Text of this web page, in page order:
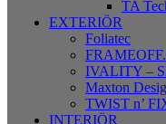
TA
EXTERIÖR
Foliatec
IVALITY –
Maxton
TWIST n’
INTERIÖR